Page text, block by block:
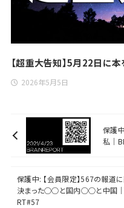
【超重大告知】5月22日に本
2026年5月5日
保護
私｜
保護中: 【会員限定】567の報道
決まった○○と国内○○と中国｜
RT#57